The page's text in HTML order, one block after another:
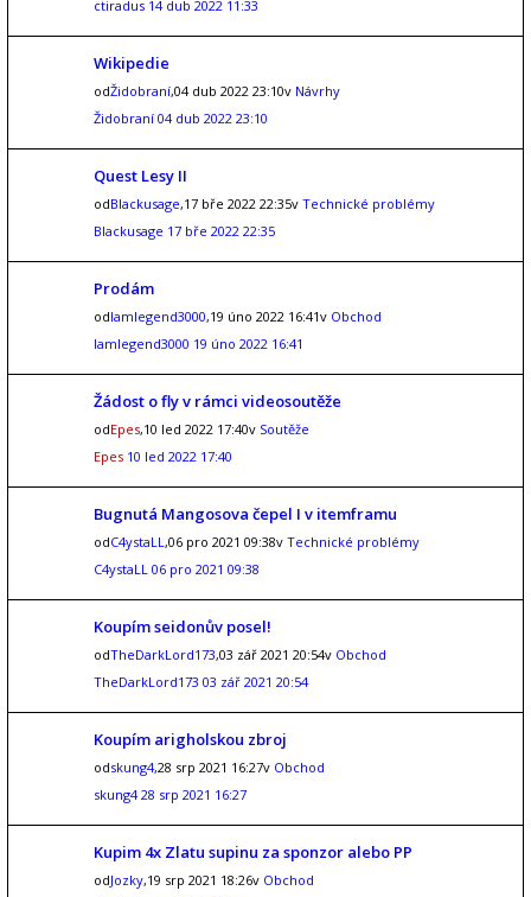
ctiradus 14 dub 2022 11:33
Wikipedie
odŽidobraní,04 dub 2022 23:10v Návrhy
Židobraní 04 dub 2022 23:10
Quest Lesy II
odBlackusage,17 bře 2022 22:35v Technické problémy
Blackusage 17 bře 2022 22:35
Prodám
odIamlegend3000,19 úno 2022 16:41v Obchod
Iamlegend3000 19 úno 2022 16:41
Žádost o fly v rámci videosoutěže
odEpes,10 led 2022 17:40v Soutěže
Epes 10 led 2022 17:40
Bugnutá Mangosova čepel I v itemframu
odC4ystaLL,06 pro 2021 09:38v Technické problémy
C4ystaLL 06 pro 2021 09:38
Koupím seidonův posel!
odTheDarkLord173,03 zář 2021 20:54v Obchod
TheDarkLord173 03 zář 2021 20:54
Koupím arigholskou zbroj
odskung4,28 srp 2021 16:27v Obchod
skung4 28 srp 2021 16:27
Kupim 4x Zlatu supinu za sponzor alebo PP
odJozky,19 srp 2021 18:26v Obchod